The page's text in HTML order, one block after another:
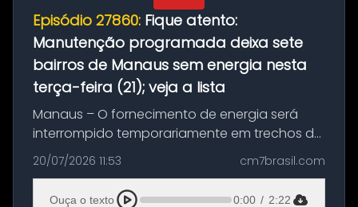
Episódio 27860: Fique atento:
Manutenção programada deixa sete
bairros de Manaus sem energia nesta
terça-feira (21); veja a lista
Manaus – O fornecimento de energia será
interrompido temporariamente em trechos de
sete bairros de Manaus nesta terça-feira (21).
A suspensão programada ocorrerá para a
execução de serviços de manuten...
20/07/2026 11:53 cm7brasil.com
Ouça o texto 0:00 / 2:22